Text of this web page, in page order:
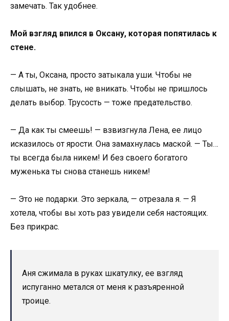
замечать. Так удобнее.
Мой взгляд впился в Оксану, которая попятилась к
стене.
— А ты, Оксана, просто затыкала уши. Чтобы не
слышать, не знать, не вникать. Чтобы не пришлось
делать выбор. Трусость — тоже предательство.
— Да как ты смеешь! — взвизгнула Лена, ее лицо
исказилось от ярости. Она замахнулась маской. — Ты…
ты всегда была никем! И без своего богатого
муженька ты снова станешь никем!
— Это не подарки. Это зеркала, — отрезала я. — Я
хотела, чтобы вы хоть раз увидели себя настоящих.
Без прикрас.
Аня сжимала в руках шкатулку, ее взгляд
испуганно метался от меня к разъяренной
троице.